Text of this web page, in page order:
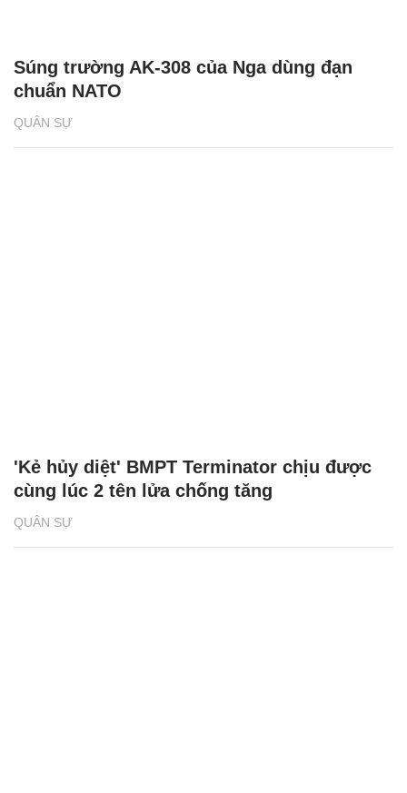
QUÂN SỰ
Súng trường AK-308 của Nga dùng đạn
chuẩn NATO
QUÂN SỰ
'Kẻ hủy diệt' BMPT Terminator chịu được
cùng lúc 2 tên lửa chống tăng